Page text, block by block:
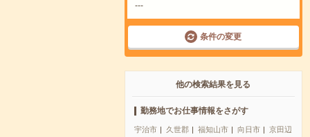
---
条件の変更
他の検索結果を見る
勤務地でお仕事情報をさがす
宇治市 久世郡 福知山市 向日市
京田辺